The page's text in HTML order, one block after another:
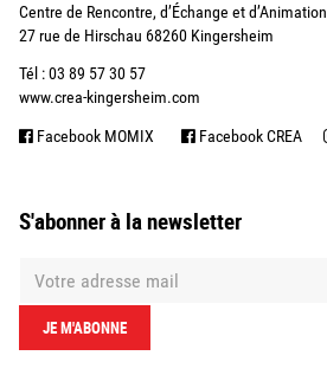
Centre de Rencontre, d’Échange et d’Animation
27 rue de Hirschau 68260 Kingersheim
Tél : 03 89 57 30 57
www.crea-kingersheim.com
Facebook MOMIX Facebook CREA
S'abonner à la newsletter